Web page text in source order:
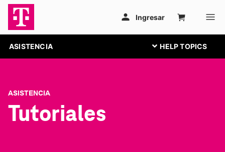
ASISTENCIA
ASISTENCIA
Tutoriales